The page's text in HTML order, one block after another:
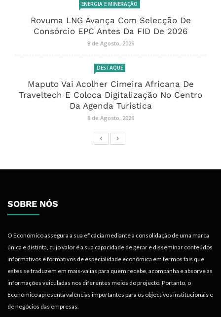
ENERGIA E MINERAÇÃO
Rovuma LNG Avança Com Selecção De
Consórcio EPC Antes Da FID De 2026
8 de Agosto, 2026
DESTAQUE
Maputo Vai Acolher Cimeira Africana De
Traveltech E Coloca Digitalização No Centro
Da Agenda Turística
8 de Agosto, 2026
SOBRE NÓS
O Económico assegura a sua eficácia mediante a consolidação de uma marca
única e distinta, cujo valor é a sua capacidade de gerar e disseminar conteúdos
informativos e formativos de especialidade económica em termos tais que
estes se traduzem em mais-valias para quem recebe, acompanha e absorve as
informações veiculadas nos diferentes meios do projecto. Portanto, o
Económico apresenta valências importantes para os objectivos institucionais e
de negócios das empresas.